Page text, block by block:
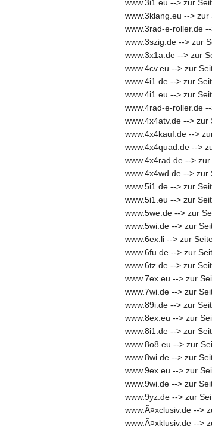
www.3i1.eu --> zur
www.3klang.eu --> zur
www.3rad-e-roller.de
www.3szig.de --> zur
www.3x1a.de --> zur
www.4cv.eu --> zur
www.4i1.de --> zur
www.4i1.eu --> zur
www.4rad-e-roller.de
www.4x4atv.de --> zur
www.4x4kauf.de -->
www.4x4quad.de -->
www.4x4rad.de --> zur
www.4x4wd.de --> zur
www.5i1.de --> zur
www.5i1.eu --> zur
www.5we.de --> zur
www.5wi.de --> zur
www.6ex.li --> zur
www.6fu.de --> zur
www.6tz.de --> zur
www.7ex.eu --> zur
www.7wi.de --> zur
www.89i.de --> zur
www.8ex.eu --> zur
www.8i1.de --> zur
www.8o8.eu --> zur
www.8wi.de --> zur
www.9ex.eu --> zur
www.9wi.de --> zur
www.9yz.de --> zur
www.Ã¤xclusiv.de -->
www.Ã¤xklusiv.de -->